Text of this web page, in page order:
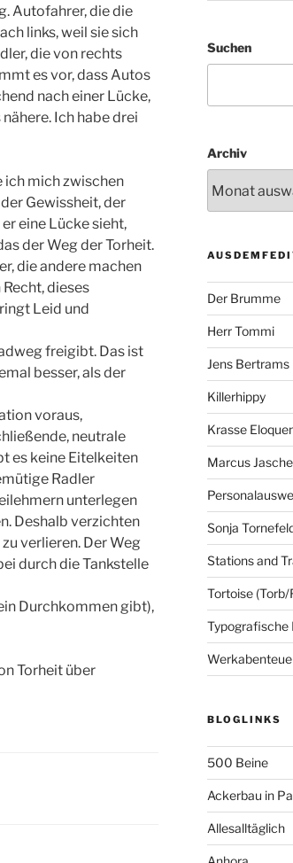
Autofahrer, die die
links, weil sie sich
die von rechts
es vor, dass Autos
nach einer Lücke,
Ich habe drei
ich mich zwischen
Gewissheit, der
eine Lücke sieht,
der Weg der Torheit.
die andere machen
dieses
Leid und
freigibt. Das ist
besser, als der
voraus,
neutrale
es keine Eitelkeiten
Radler
unterlegen
Deshalb verzichten
verlieren. Der Weg
durch die Tankstelle
Durchkommen gibt),
Torheit über
Suchen
Archiv
Der Brumme
Herr Tommi
Jens Bertrams
Killerhippy
Krasse
Marcus
Sonja
Stations and
Tortoise (Torb/
Typografische
BLOGLINKS
500 Beine
Ackerbau in
Allesalltäglich